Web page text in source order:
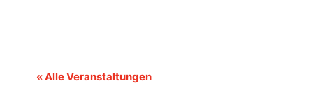
« Alle Veranstaltungen